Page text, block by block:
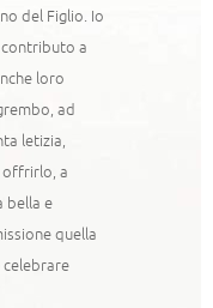
del Figlio. Io
a
loro
ad
letizia,
offrirlo, a
bella e
quella
celebrare